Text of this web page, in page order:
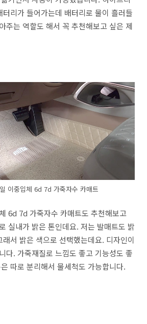
리가 들어가는데 배터리로 물이 흘러들
주는 역할도 해서 꼭 추천해보고 싶은 제
이중입체 6d 7d 가죽자수 카매트
6d 7d 가죽자수 카매트도 추천해보고
실내가 밝은 톤인데요. 저는 발매트도 밝
서 밝은 색으로 선택했는데요. 디자인이
다. 가죽재질로 느낌도 좋고 기능성도 좋
따로 분리해서 물세척도 가능합니다.